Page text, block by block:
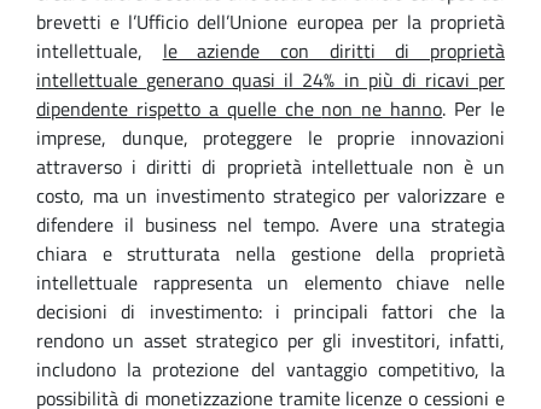
brevetti e l’Ufficio dell’Unione europea per la proprietà
intellettuale, le aziende con diritti di proprietà
intellettuale generano quasi il 24% in più di ricavi per
dipendente rispetto a quelle che non ne hanno. Per le
imprese, dunque, proteggere le proprie innovazioni
attraverso i diritti di proprietà intellettuale non è un
costo, ma un investimento strategico per valorizzare e
difendere il business nel tempo. Avere una strategia
chiara e strutturata nella gestione della proprietà
intellettuale rappresenta un elemento chiave nelle
decisioni di investimento: i principali fattori che la
rendono un asset strategico per gli investitori, infatti,
includono la protezione del vantaggio competitivo, la
possibilità di monetizzazione tramite licenze o cessioni e